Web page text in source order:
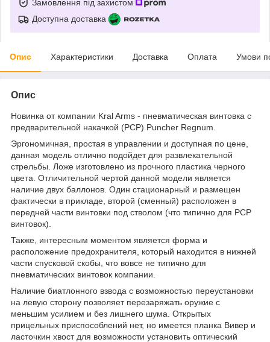
Замовлення під захистом
Доступна доставка
Опис Характеристики Доставка Оплата Умови
Опис
Новинка от компании Kral Arms - пневматическая винтовка с
предварительной накачкой (PCP) Puncher Regnum.
Эргономичная, простая в управлении и доступная по цене,
данная модель отлично подойдет для развлекательной
стрельбы. Ложе изготовлено из прочного пластика черного
цвета. Отличительной чертой данной модели является
наличие двух баллонов. Один стационарный и размещен
фактически в прикладе, второй (сменный) расположен в
передней части винтовки под стволом (что типично для PCP
винтовок).
Также, интересным моментом является форма и
расположение предохранителя, который находится в нижней
части спусковой скобы, что вовсе не типично для
пневматических винтовок компании.
Наличие биатлонного взвода с возможностью переустановки
на левую сторону позволяет перезаряжать оружие с
меньшим усилием и без лишнего шума. Открытых
прицельных приспособлений нет, но имеется планка Вивер и
ласточкин хвост для возможности установить оптический